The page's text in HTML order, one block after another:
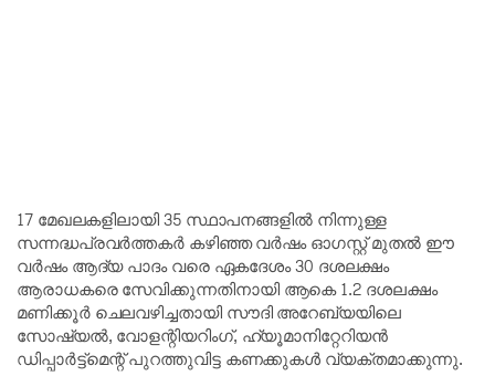
17 മേഖലകളിലായി 35 സ്ഥാപനങ്ങളിൽ നിന്നുള്ള
സന്നദ്ധപ്രവർത്തകർ കഴിഞ്ഞ വർഷം ഓഗസ്റ്റ് മുതൽ ഈ
വർഷം ആദ്യ പാദം വരെ ഏകദേശം 30 ദശലക്ഷം
ആരാധകരെ സേവിക്കുന്നതിനായി ആകെ 1.2 ദശലക്ഷം
മണിക്കൂർ ചെലവഴിച്ചതായി സൗദി അറേബ്യയിലെ
സോഷ്യൽ, വോളന്റിയറിംഗ്, ഹ്യൂമാനിറ്റേറിയൻ
ഡിപ്പാർട്ട്‌മെന്റ് പുറത്തുവിട്ട കണക്കുകൾ വ്യക്തമാക്കുന്നു.